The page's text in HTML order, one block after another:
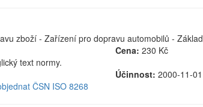
zboží - Zařízení pro dopravu automobilů -
Cena: 230 Kč
text normy.
Účinnost: 2000-11-01
ČSN ISO 8268